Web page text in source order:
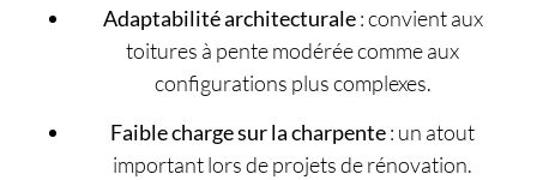
Adaptabilité architecturale: convient aux
toitures à pente modérée comme aux
configurations plus complexes.
Faible charge sur la charpente: un atout
important lors de projets de rénovation.